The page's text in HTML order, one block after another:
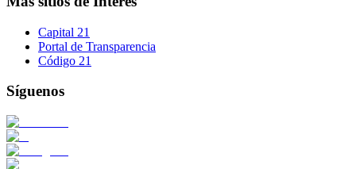
Capital 21
Portal de Transparencia
Código 21
Síguenos